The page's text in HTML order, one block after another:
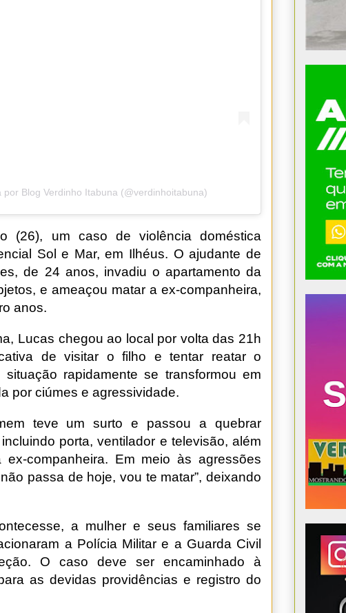
Blog Verdinho Itabuna (@verdinhoitabuna)
(26), um caso de violência doméstica
Sol e Mar, em Ilhéus. O ajudante de
de 24 anos, invadiu o apartamento da
e ameaçou matar a ex-companheira,
anos.
Lucas chegou ao local por volta das 21h
de visitar o filho e tentar reatar o
rapidamente se transformou em
por ciúmes e agressividade.
teve um surto e passou a quebrar
porta, ventilador e televisão, além
companheira. Em meio às agressões
passa de hoje, vou te matar”, deixando
a mulher e seus familiares se
a Polícia Militar e a Guarda Civil
O caso deve ser encaminhado à
as devidas providências e registro do